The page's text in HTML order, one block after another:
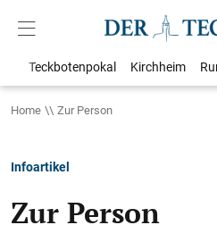
Teckbotenpokal Kirchheim
Home Zur Person
Infoartikel
Zur Person